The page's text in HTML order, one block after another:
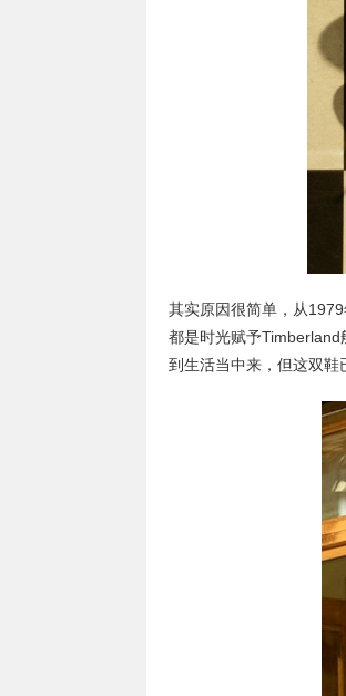
其实原因很简单，从
都是时光赋予Timberland
到生活当中来，但这双鞋